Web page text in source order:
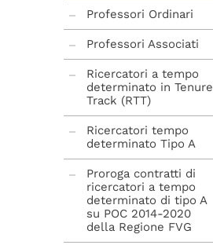
Professori Ordinari
Professori Associati
Ricercatori a tempo
determinato in Tenure
Track (RTT)
Ricercatori tempo
determinato Tipo A
Proroga contratti di
ricercatori a tempo
determinato di tipo A
su POC 2014-2020
della Regione FVG